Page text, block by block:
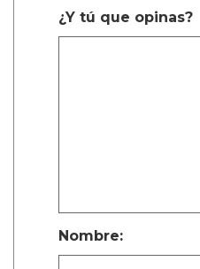
¿Y tú que opinas?
Nombre: